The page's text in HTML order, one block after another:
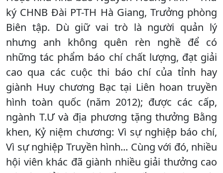
ký CHNB Đài PT-TH Hà Giang, Trưởng phòng
Biên tập. Dù giữ vai trò là người quản lý
nhưng anh không quên rèn nghề để có
những tác phẩm báo chí chất lượng, đạt giải
cao qua các cuộc thi báo chí của tỉnh hay
giành Huy chương Bạc tại Liên hoan truyền
hình toàn quốc (năm 2012); được các cấp,
ngành T.Ư và địa phương tặng thưởng Bằng
khen, Kỷ niệm chương: Vì sự nghiệp báo chí,
Vì sự nghiệp Truyền hình... Cùng với đó, nhiều
hội viên khác đã giành nhiều giải thưởng cao